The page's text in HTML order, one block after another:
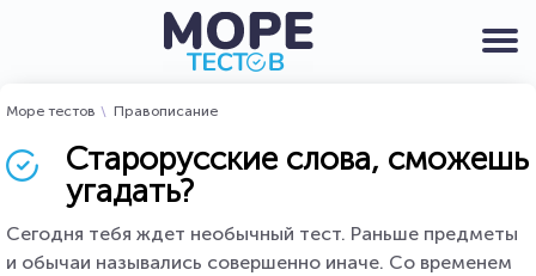
Море тестов Правописание
Старорусские слова, сможешь
угадать?
Сегодня тебя ждет необычный тест. Раньше предметы
и обычаи назывались совершенно иначе. Со временем